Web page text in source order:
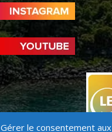
Gérer le consentement aux